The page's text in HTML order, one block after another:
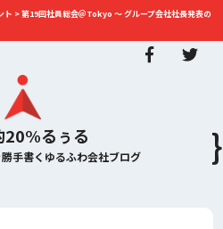
20%るぅる
手書くゆるふわ会社ブログ
ト >第19回社員総会＠Tokyo 〜 グループ会社社長発表の